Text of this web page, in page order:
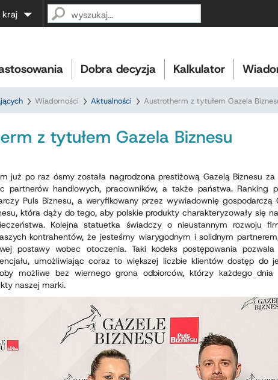
kraj
Dobra decyzja Kalkulator
Wiadomości Aktualności Austrotherm z tytułem Gazela
z tytułem Gazela Biznesu
już po raz ósmy została nagrodzona prestiżową Gazelą Biznesu
partnerów handlowych, pracowników, a także państwa. Ranking
Puls Biznesu, a weryfikowany przez wywiadownię gospodarczą
która dąży do tego, aby polskie produkty charakteryzowały się
Kolejna statuetka świadczy o nieustannym rozwoju
kontrahentów, że jesteśmy wiarygodnym i solidnym
postawy wobec otoczenia. Taki kodeks postępowania
umożliwiając coraz to większej liczbie klientów dostęp do
możliwe bez wiernego grona odbiorców, którzy każdego dnia
naszej marki.